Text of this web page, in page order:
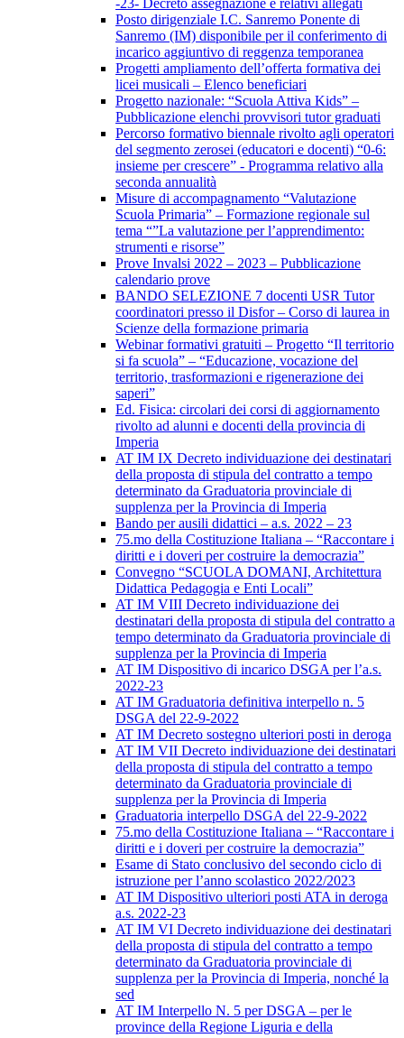
-23- Decreto assegnazione e relativi allegati
Posto dirigenziale I.C. Sanremo Ponente di
Sanremo (IM) disponibile per il conferimento di
incarico aggiuntivo di reggenza temporanea
Progetti ampliamento dell’offerta formativa dei
licei musicali – Elenco beneficiari
Progetto nazionale: “Scuola Attiva Kids” –
Pubblicazione elenchi provvisori tutor graduati
Percorso formativo biennale rivolto agli operatori
del segmento zerosei (educatori e docenti) “0-6:
insieme per crescere” - Programma relativo alla
seconda annualità
Misure di accompagnamento “Valutazione
Scuola Primaria” – Formazione regionale sul
tema “”La valutazione per l’apprendimento:
strumenti e risorse”
Prove Invalsi 2022 – 2023 – Pubblicazione
calendario prove
BANDO SELEZIONE 7 docenti USR Tutor
coordinatori presso il Disfor – Corso di laurea in
Scienze della formazione primaria
Webinar formativi gratuiti – Progetto “Il territorio
si fa scuola” – “Educazione, vocazione del
territorio, trasformazioni e rigenerazione dei
saperi”
Ed. Fisica: circolari dei corsi di aggiornamento
rivolto ad alunni e docenti della provincia di
Imperia
AT IM IX Decreto individuazione dei destinatari
della proposta di stipula del contratto a tempo
determinato da Graduatoria provinciale di
supplenza per la Provincia di Imperia
Bando per ausili didattici – a.s. 2022 – 23
75.mo della Costituzione Italiana – “Raccontare i
diritti e i doveri per costruire la democrazia”
Convegno “SCUOLA DOMANI, Architettura
Didattica Pedagogia e Enti Locali”
AT IM VIII Decreto individuazione dei
destinatari della proposta di stipula del contratto a
tempo determinato da Graduatoria provinciale di
supplenza per la Provincia di Imperia
AT IM Dispositivo di incarico DSGA per l’a.s.
2022-23
AT IM Graduatoria definitiva interpello n. 5
DSGA del 22-9-2022
AT IM Decreto sostegno ulteriori posti in deroga
AT IM VII Decreto individuazione dei destinatari
della proposta di stipula del contratto a tempo
determinato da Graduatoria provinciale di
supplenza per la Provincia di Imperia
Graduatoria interpello DSGA del 22-9-2022
75.mo della Costituzione Italiana – “Raccontare i
diritti e i doveri per costruire la democrazia”
Esame di Stato conclusivo del secondo ciclo di
istruzione per l’anno scolastico 2022/2023
AT IM Dispositivo ulteriori posti ATA in deroga
a.s. 2022-23
AT IM VI Decreto individuazione dei destinatari
della proposta di stipula del contratto a tempo
determinato da Graduatoria provinciale di
supplenza per la Provincia di Imperia, nonché la
sed
AT IM Interpello N. 5 per DSGA – per le
province della Regione Liguria e della